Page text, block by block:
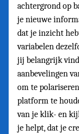
achtergrond op
je nieuwe
dat je inzicht
variabelen
jij belangrijk
aanbevelingen
om te
platform te
van je klik- en
je helpt, dat je